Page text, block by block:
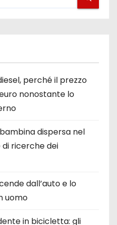
perché il prezzo
nonostante lo
dispersa nel
di ricerche dei
dall’auto e lo
uomo
in bicicletta: gli